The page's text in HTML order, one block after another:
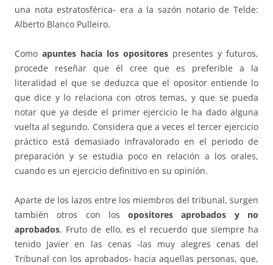
una nota estratosférica- era a la sazón notario de Telde:
Alberto Blanco Pulleiro.
Como apuntes hacia los opositores presentes y futuros,
procede reseñar que él cree que es preferible a la
literalidad el que se deduzca que el opositor entiende lo
que dice y lo relaciona con otros temas, y que se pueda
notar que ya desde el primer ejercicio le ha dado alguna
vuelta al segundo. Considera que a veces el tercer ejercicio
práctico está demasiado infravalorado en el periodo de
preparación y se estudia poco en relación a los orales,
cuando es un ejercicio definitivo en su opinión.
Aparte de los lazos entre los miembros del tribunal, surgen
también otros con losopositores aprobados y no
aprobados. Fruto de ello, es el recuerdo que siempre ha
tenido Javier en las cenas -las muy alegres cenas del
Tribunal con los aprobados- hacia aquellas personas, que,